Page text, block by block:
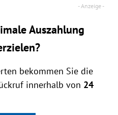
Auszahlung
bekommen Sie die
innerhalb von 24